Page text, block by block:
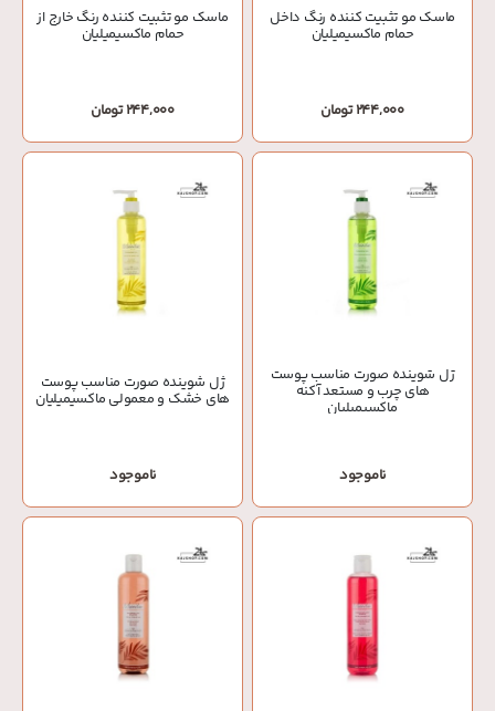
ماسک مو تثبیت کننده رنگ داخل
حمام ماکسیمیلیان
244,000 تومان
ماسک مو تثبیت کننده رنگ خارج از
حمام ماکسیمیلیان
244,000 تومان
ژل شوینده صورت مناسب پوست
های چرب و مستعد آکنه
ماکسیمیلیان
ناموجود
ژل شوینده صورت مناسب پوست
های خشک و معمولی ماکسیمیلیان
ناموجود